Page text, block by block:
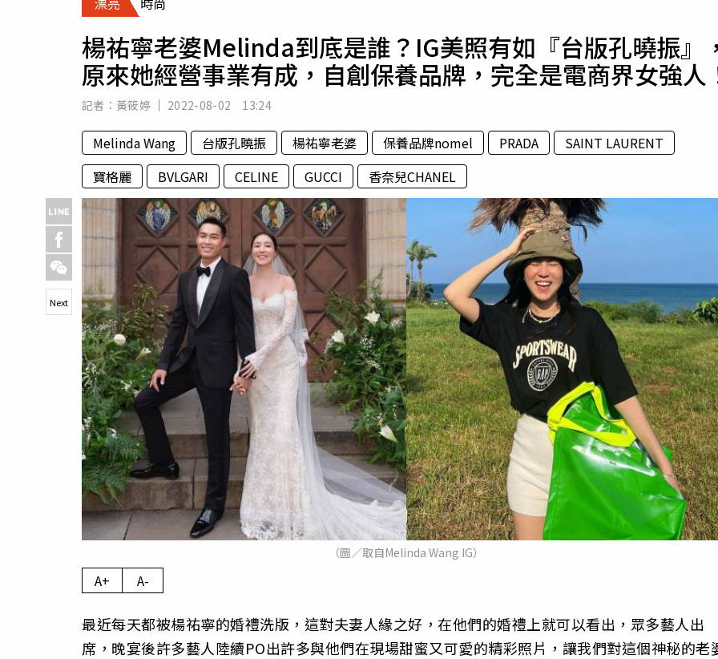
專欄
房產新勢力
運勢
運動
楊祐寧老婆Melinda到底是誰？IG美照有如『台版孔曉振』
原來她經營事業有成，自創保養品牌，完全是電商界女強人
記者： 黃筱婷 2022-08-02 13:24
Melinda Wang 台版孔曉振 楊祐寧老婆 保養品牌nomel PRADA
SAINT LAURENT
寶格麗
BVLGARI CELINE GUCCI 香奈兒CHANEL
（圖／取自Melinda Wang IG）
Next
A+ A-
最近每天都被楊祐寧的婚禮洗版，這對夫妻人緣之好，在他們的婚禮上就可以看出，眾多藝人出
席，晚宴後許多藝人陸續PO出許多與他們在現場甜蜜又可愛的精彩照片，讓我們對這個神秘的老